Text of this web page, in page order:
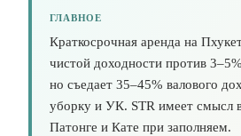
ГЛАВНОЕ
Краткосрочная аренда на
чистой доходности против
но съедает 35–45% валового
уборку и УК. STR имеет смысл
Патонге и Кате при заполняем.